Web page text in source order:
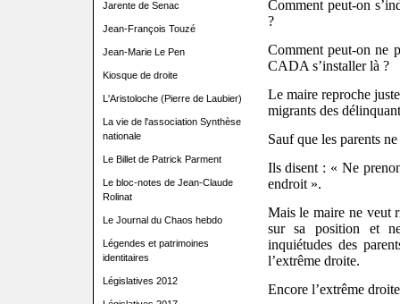
Jarente de Senac
Jean-François Touzé
Jean-Marie Le Pen
Kiosque de droite
L'Aristoloche (Pierre de Laubier)
La vie de l'association Synthèse
nationale
Le Billet de Patrick Parment
Le bloc-notes de Jean-Claude
Rolinat
Le Journal du Chaos hebdo
Légendes et patrimoines
identitaires
Législatives 2012
Comment peut-on
?
Comment peut-on ne
CADA s’installer là ?
Le maire reproche
migrants des
Sauf que les parents
Ils disent : « Ne
endroit ».
Mais le maire ne veut
sur sa position et
inquiétudes des
l’extrême droite.
Encore l’extrême